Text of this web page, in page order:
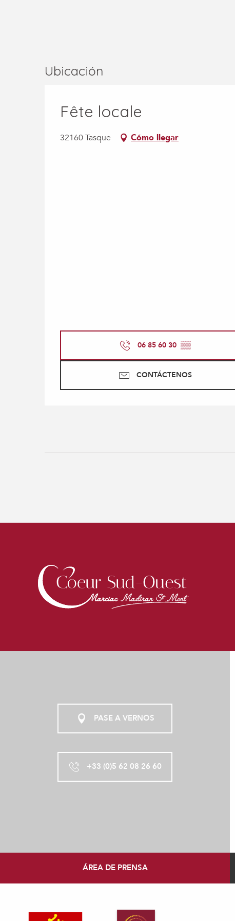
Ubicación
Fête locale
32160 Tasque Cómo llegar
06 85 60 30 ▒▒
CONTÁCTENOS
PASE A VERNOS
+33 (0)5 62 08 26 60
ÁREA DE PRENSA